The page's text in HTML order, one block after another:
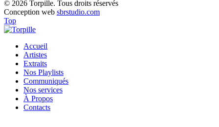
© 2026 Torpille. Tous droits réservés
Conception web sbrstudio.com
Top
Accueil
Artistes
Extraits
Nos Playlists
Communiqués
Nos services
À Propos
Contacts